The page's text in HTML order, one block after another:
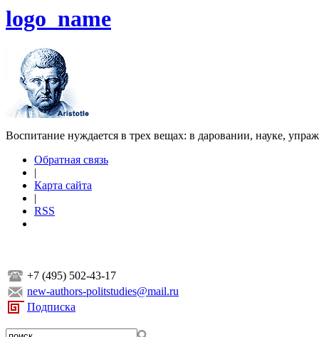
logo_name
Воспитание нуждается в трех вещах: в даровании, науке,
Обратная связь
|
Карта сайта
|
RSS
+7 (495) 502-43-17
new-authors-politstudies@mail.ru
Подписка